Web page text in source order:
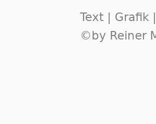
Text | Grafik
©by Reiner